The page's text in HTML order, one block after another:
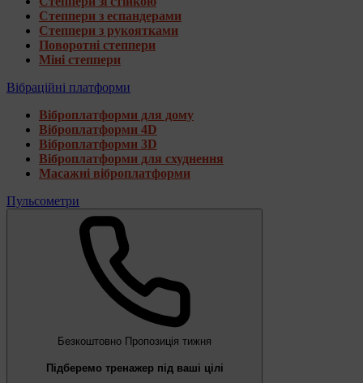
Степпери з еспандерами
Степпери з рукоятками
Поворотні степпери
Міні степпери
Вібраційні платформи
Віброплатформи для дому
Віброплатформи 4D
Віброплатформи 3D
Віброплатформи для схуднення
Масажні віброплатформи
Пульсометри
Безкоштовно Пропозиція тижня
Підберемо тренажер під ваші цілі